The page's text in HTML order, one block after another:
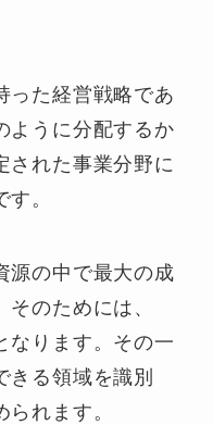
った経営戦略であ
ように分配するか
された事業分野に
。
源の中で最大の成
のためには、
なります。その一
きる領域を識別
れます。